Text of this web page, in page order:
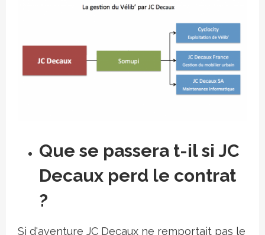
Que se passera t-il si JC
Decaux perd le contrat
?
Si d'aventure JC Decaux ne remportait pas le